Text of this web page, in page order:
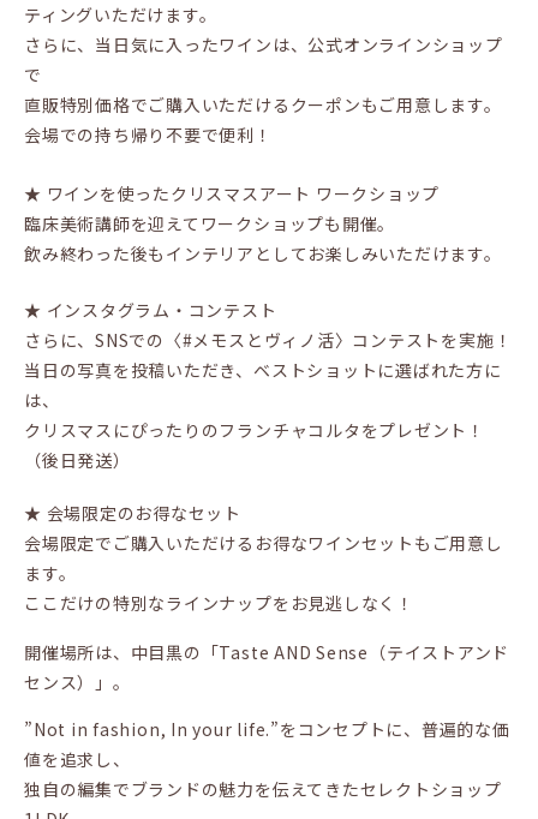
ティングいただけます。
さらに、当日気に入ったワインは、公式オンラインショップ
で
直販特別価格でご購入いただけるクーポンもご用意します。
会場での持ち帰り不要で便利！
★ ワインを使ったクリスマスアート ワークショップ
臨床美術講師を迎えてワークショップも開催。
飲み終わった後もインテリアとしてお楽しみいただけます。
★ インスタグラム・コンテスト
さらに、SNSでの〈#メモスとヴィノ活〉コンテストを実施！
当日の写真を投稿いただき、ベストショットに選ばれた方に
は、
クリスマスにぴったりのフランチャコルタをプレゼント！
（後日発送）
★ 会場限定のお得なセット
会場限定でご購入いただけるお得なワインセットもご用意し
ます。
ここだけの特別なラインナップをお見逃しなく！
開催場所は、中目黒の「Taste AND Sense（テイストアンド
センス）」。
”Not in fashion, In your life.”をコンセプトに、普遍的な価
値を追求し、
独自の編集でブランドの魅力を伝えてきたセレクトショップ